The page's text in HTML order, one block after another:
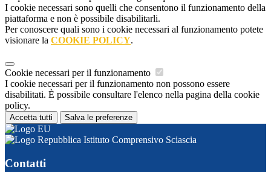
I cookie necessari sono quelli che consentono il funzionamento della
piattaforma e non è possibile disabilitarli.
Per conoscere quali sono i cookie necessari al funzionamento potete
visionare la COOKIE POLICY.
Cookie necessari per il funzionamento
I cookie necessari per il funzionamento non possono essere
disabilitati. È possibile consultare l'elenco nella pagina della cookie
policy.
Accetta tutti Salva le preferenze
Istituto Comprensivo Sciascia
Contatti